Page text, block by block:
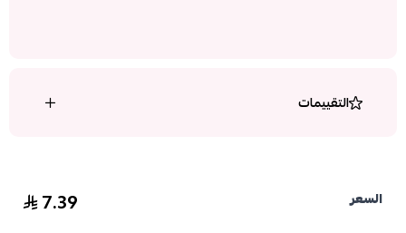
التقييمات
السعر 7.39